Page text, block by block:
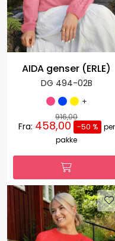
AIDA genser (ERLE)
DG 494-02B
+
916,00
Fra: 458,00 -50 %
per
pakke